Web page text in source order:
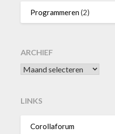
Programmeren(2)
ARCHIEF
Archief
LINKS
Corollaforum